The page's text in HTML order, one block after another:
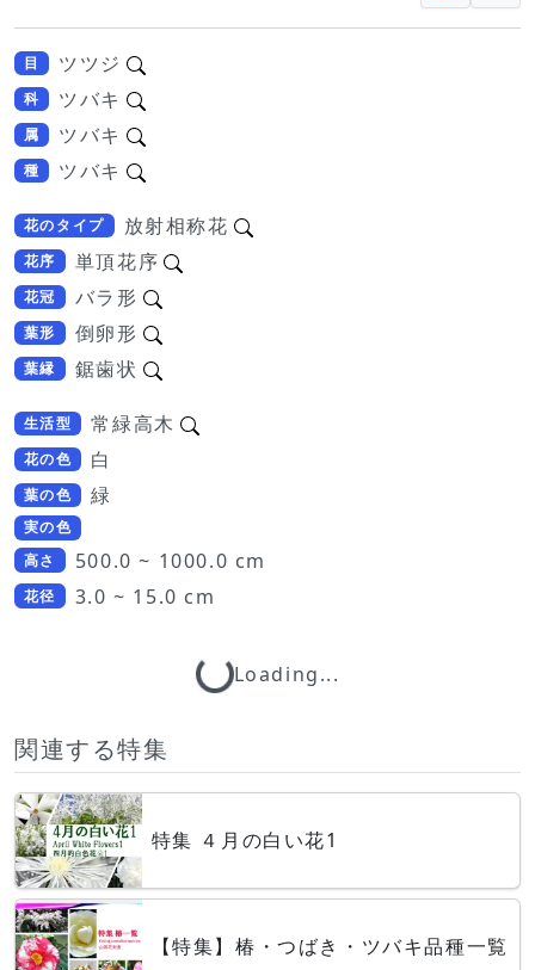
目 ツツジ
科 ツバキ
属 ツバキ
種 ツバキ
花のタイプ 放射相称花
花序 単頂花序
花冠 バラ形
葉形 倒卵形
葉縁 鋸歯状
生活型 常緑高木
花の色 白
葉の色 緑
実の色
高さ
500.0 ~ 1000.0 cm
花径 3.0 ~ 15.0 cm
Loading...Loading...
関連する特集
特集 ４月の白い花1
【特集】椿・つばき・ツバキ品種一覧